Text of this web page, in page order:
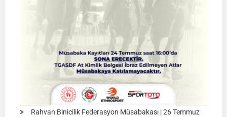
Kayıt
Rahvan Binicilik Federasyon Müsabakası | 26 Temmuz